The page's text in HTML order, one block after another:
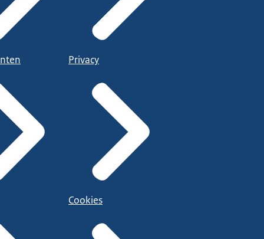
Privacy
Cookies